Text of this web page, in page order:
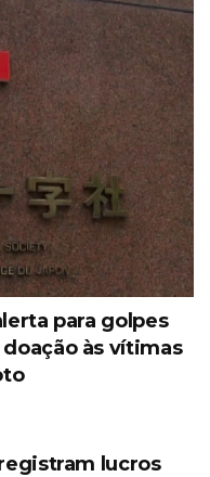
para golpes
às vítimas
lucros